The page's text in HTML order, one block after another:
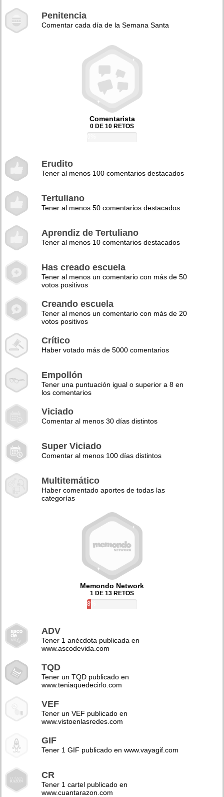
Penitencia
Comentar cada día de la Semana Santa
Comentarista
0 DE 10 RETOS
Erudito
Tener al menos 100 comentarios destacados
Tertuliano
Tener al menos 50 comentarios destacados
Aprendiz de Tertuliano
Tener al menos 10 comentarios destacados
Has creado escuela
Tener al menos un comentario con más de 50
votos positivos
Creando escuela
Tener al menos un comentario con más de 20
votos positivos
Crítico
Haber votado más de 5000 comentarios
Empollón
Tener una puntuación igual o superior a 8 en
los comentarios
Viciado
Comentar al menos 30 días distintos
Super Viciado
Comentar al menos 100 días distintos
Multitemático
Haber comentado aportes de todas las
categorías
Memondo Network
1 DE 13 RETOS
8%
ADV
Tener 1 anécdota publicada en
www.ascodevida.com
TQD
Tener un TQD publicado en
www.teniaquedecirlo.com
VEF
Tener un VEF publicado en
www.vistoenlasredes.com
GIF
Tener 1 GIF publicado en www.vayagif.com
CR
Tener 1 cartel publicado en
www.cuantarazon.com